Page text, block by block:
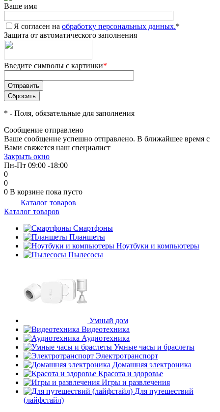
Ваше имя
Я согласен на обработку персональных данных.*
Защита от автоматического заполнения
Введите символы с картинки*
* - Поля, обязательные для заполнения
Сообщение отправлено
Ваше сообщение успешно отправлено. В ближайшее время с
Вами свяжется наш специалист
Закрыть окно
Пн-Пт 09:00 -18:00
0
0
0 В корзине пока пусто
Каталог товаров
Каталог товаров
Смартфоны
Планшеты
Ноутбуки и компьютеры
Пылесосы
Умный дом
Видеотехника
Аудиотехника
Умные часы и браслеты
Электротранспорт
Домашняя электроника
Красота и здоровье
Игры и развлечения
Для путешествий
(лайфстайл)
Получайте товар
выбранный способом
Оставшиеся75% будут
списыватьсяс вашей карты
по
Подробнее
об оплате Плайтом
недели
plait.ru